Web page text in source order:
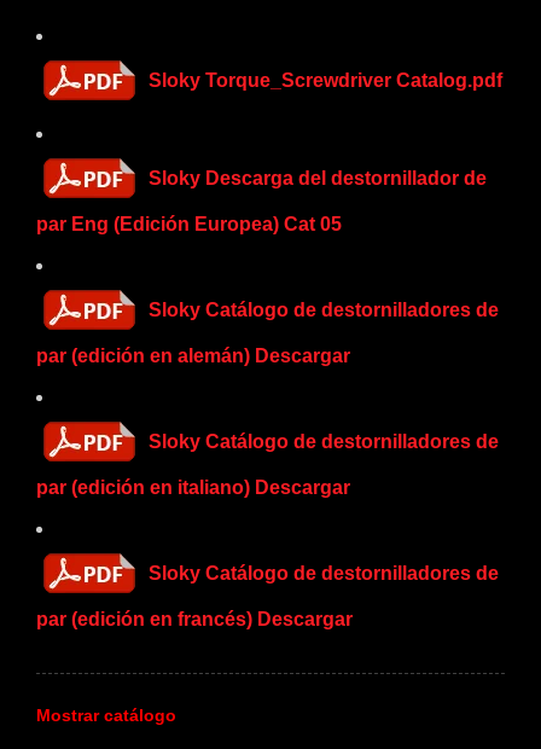
Sloky Torque_Screwdriver Catalog.pdf
Sloky Descarga del destornillador de
par Eng (Edición Europea) Cat 05
Sloky Catálogo de destornilladores de
par (edición en alemán) Descargar
Sloky Catálogo de destornilladores de
par (edición en italiano) Descargar
Sloky Catálogo de destornilladores de
par (edición en francés) Descargar
Mostrar catálogo